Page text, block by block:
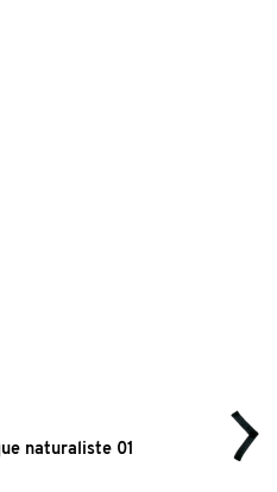
naturaliste 01